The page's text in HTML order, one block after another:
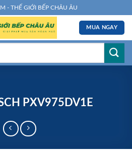
- THẾ GIỚI BẾP CHÂU ÂU
MUA NGAY
PXV975DV1E